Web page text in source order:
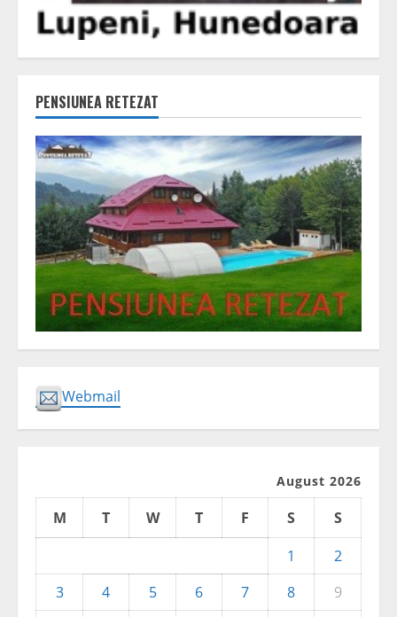
PENSIUNEA RETEZAT
Webmail
August 2026
M T W T F S
S
1
2
3
4 5 6 7 8
9